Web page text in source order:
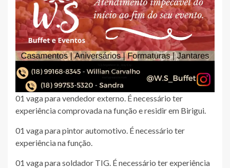
01 vaga para vendedor externo. É necessário ter
experiência comprovada na função e residir em Birigui.
01 vaga para pintor automotivo. É necessário ter
experiência na função.
01 vaga para soldador TIG. É necessário ter experiência